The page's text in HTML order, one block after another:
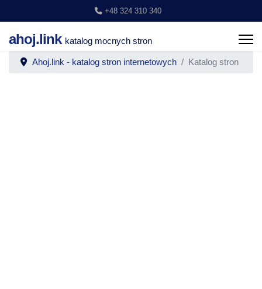
+48 324 310 340
ahoj.link katalog mocnych stron
Ahoj.link - katalog stron internetowych Katalog stron